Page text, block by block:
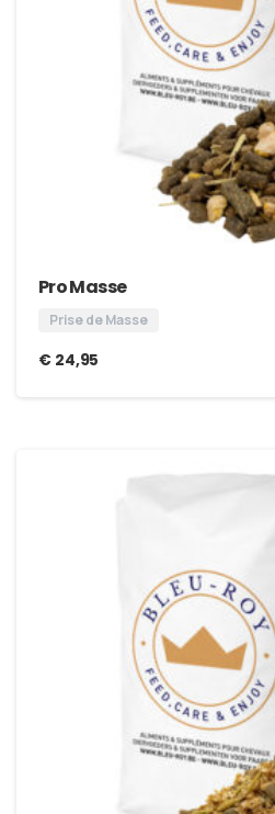
Pro Masse
Prise de Masse
€24,95